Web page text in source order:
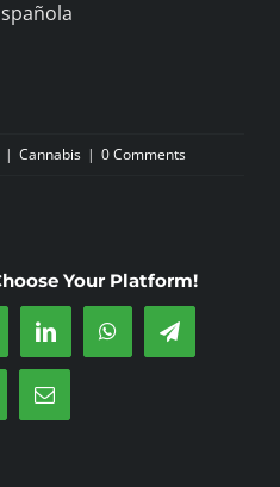
| Cannabis | 0 Comments
Your Platform!
LinkedInWhatsAppTelegram
Email